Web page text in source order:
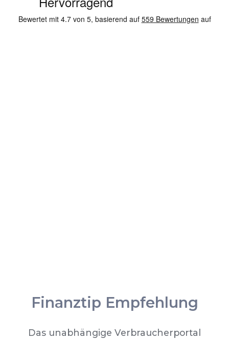
Finanztip Empfehlung
Das unabhängige Verbraucherportal